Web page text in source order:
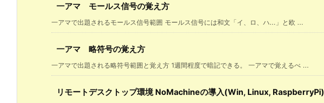
一アマ モールス信号の覚え方
一アマで出題されるモールス信号範囲 モールス信号には和文「イ、ロ、ハ...」と欧 ...
一アマ 略符号の覚え方
一アマで出題される略符号範囲と覚え方 1週間程度で暗記できる。 一アマで覚えるべ ...
リモートデスクトップ環境 NoMachineの導入(Win, Linux, RaspberryPi)